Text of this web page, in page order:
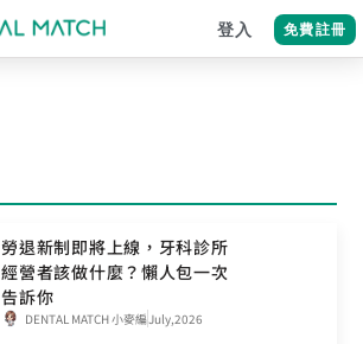
登入 免費註冊
勞退新制即將上線，牙科診所
經營者該做什麼？懶人包一次
告訴你
DENTAL MATCH 小麥編July,2026